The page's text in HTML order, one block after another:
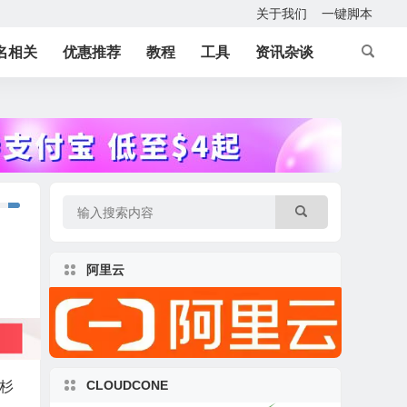
关于我们 一键脚本
相关 优惠推荐 教程 工具 资讯杂谈
阿里云
CLOUDCONE